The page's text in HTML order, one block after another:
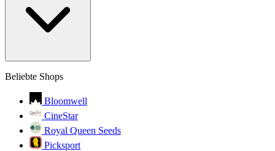
Beliebte Shops
Bloomwell
CineStar
Royal Queen Seeds
Picksport